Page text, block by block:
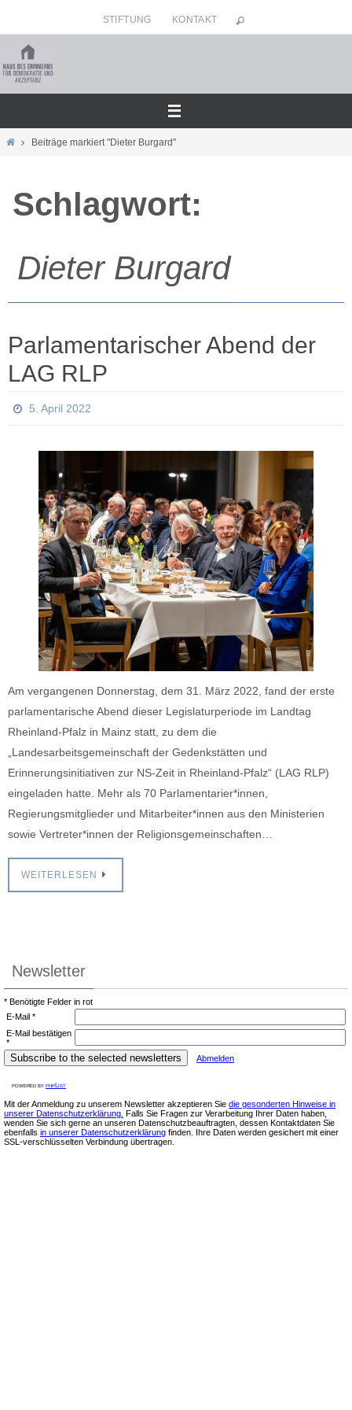
Inhalt
springen
STIFTUNG KONTAKT
HomeBeiträge markiert "Dieter Burgard"
Schlagwort:
Dieter Burgard
Parlamentarischer Abend der
LAG RLP
5. April 2022
Am vergangenen Donnerstag, dem 31. März 2022, fand der erste
parlamentarische Abend dieser Legislaturperiode im Landtag
Rheinland-Pfalz in Mainz statt, zu dem die
„Landesarbeitsgemeinschaft der Gedenkstätten und
Erinnerungsinitiativen zur NS-Zeit in Rheinland-Pfalz“ (LAG RLP)
eingeladen hatte. Mehr als 70 Parlamentarier*innen,
Regierungsmitglieder und Mitarbeiter*innen aus den Ministerien
sowie Vertreter*innen der Religionsgemeinschaften…
WEITERLESEN
Newsletter